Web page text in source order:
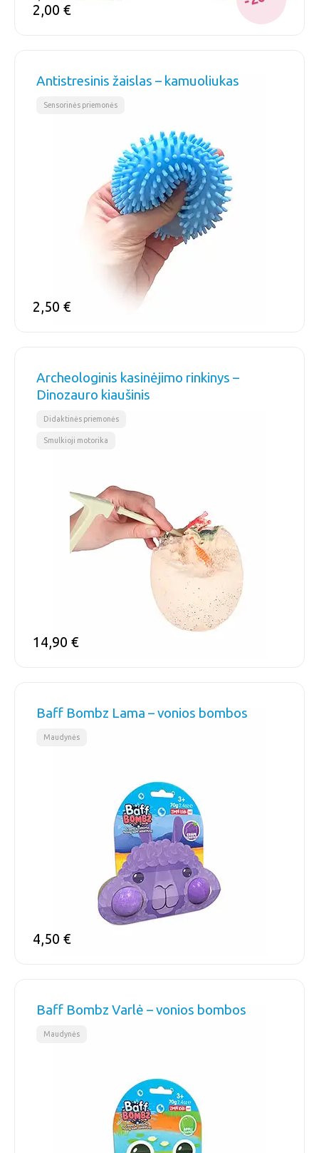
2,00 €
Antistresinis žaislas – kamuoliukas
Sensorinės priemonės
2,50 €
Archeologinis kasinėjimo rinkinys –
Dinozauro kiaušinis
Didaktinės priemonės
Smulkioji motorika
14,90 €
Baff Bombz Lama – vonios bombos
Maudynės
4,50 €
Baff Bombz Varlė – vonios bombos
Maudynės